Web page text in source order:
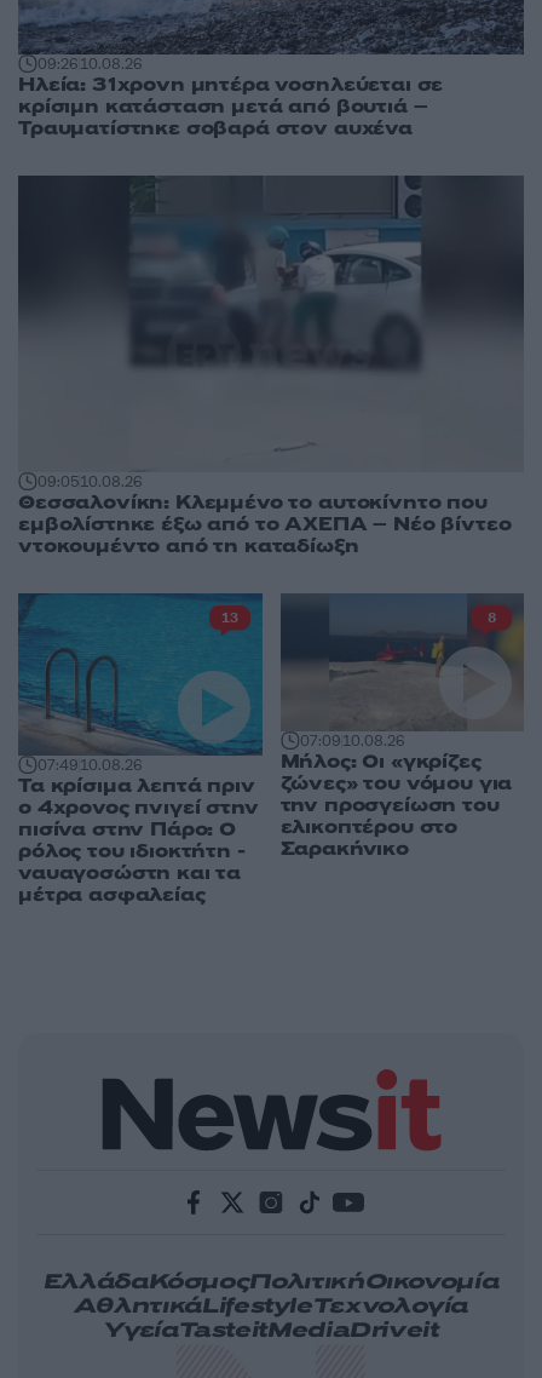
09:2610.08.26
Ηλεία: 31χρονη μητέρα νοσηλεύεται σε
κρίσιμη κατάσταση μετά από βουτιά –
Τραυματίστηκε σοβαρά στον αυχένα
09:0510.08.26
Θεσσαλονίκη: Κλεμμένο το αυτοκίνητο που
εμβολίστηκε έξω από το ΑΧΕΠΑ – Νέο βίντεο
ντοκουμέντο από τη καταδίωξη
07:4910.08.26
Τα κρίσιμα λεπτά πριν
ο 4χρονος πνιγεί στην
πισίνα στην Πάρο: Ο
ρόλος του ιδιοκτήτη -
ναυαγοσώστη και τα
μέτρα ασφαλείας
13
07:0910.08.26
Μήλος: Οι «γκρίζες
ζώνες» του νόμου για
την προσγείωση του
ελικοπτέρου στο
Σαρακήνικο
8
ΕλλάδαΚόσμοςΠολιτικήΟικονομία
ΑθλητικάLifestyleΤεχνολογία
ΥγείαTasteitMediaDriveit